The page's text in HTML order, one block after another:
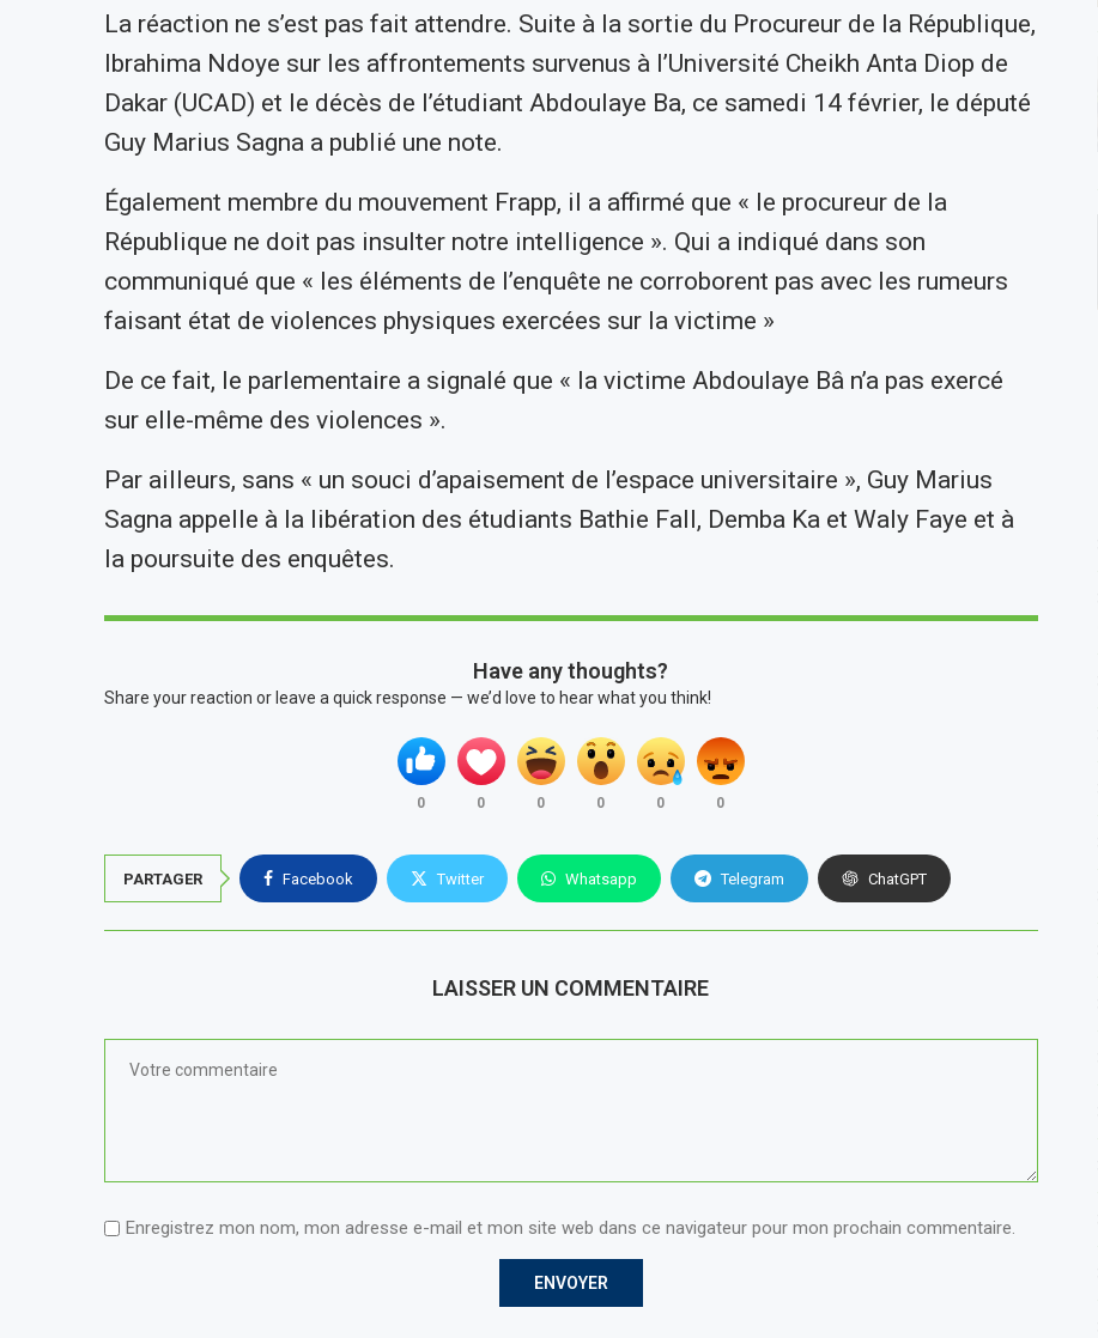
La réaction ne s’est pas fait attendre. Suite à la sortie du Procureur de la République,
Ibrahima Ndoye sur les affrontements survenus à l’Université Cheikh Anta Diop de
Dakar (UCAD) et le décès de l’étudiant Abdoulaye Ba, ce samedi 14 février, le député
Guy Marius Sagna a publié une note.
Également membre du mouvement Frapp, il a affirmé que « le procureur de la
République ne doit pas insulter notre intelligence ». Qui a indiqué dans son
communiqué que « les éléments de l’enquête ne corroborent pas avec les rumeurs
faisant état de violences physiques exercées sur la victime »
De ce fait, le parlementaire a signalé que « la victime Abdoulaye Bâ n’a pas exercé
sur elle-même des violences ».
Par ailleurs, sans « un souci d’apaisement de l’espace universitaire », Guy Marius
Sagna appelle à la libération des étudiants Bathie Fall, Demba Ka et Waly Faye et à
la poursuite des enquêtes.
Have any thoughts?
Share your reaction or leave a quick response — we’d love to hear what you think!
0 0 0 0 0 0
PARTAGER Facebook Twitter Whatsapp Telegram ChatGPT
LAISSER UN COMMENTAIRE
Enregistrez mon nom, mon adresse e-mail et mon site web dans ce navigateur pour mon prochain commentaire.